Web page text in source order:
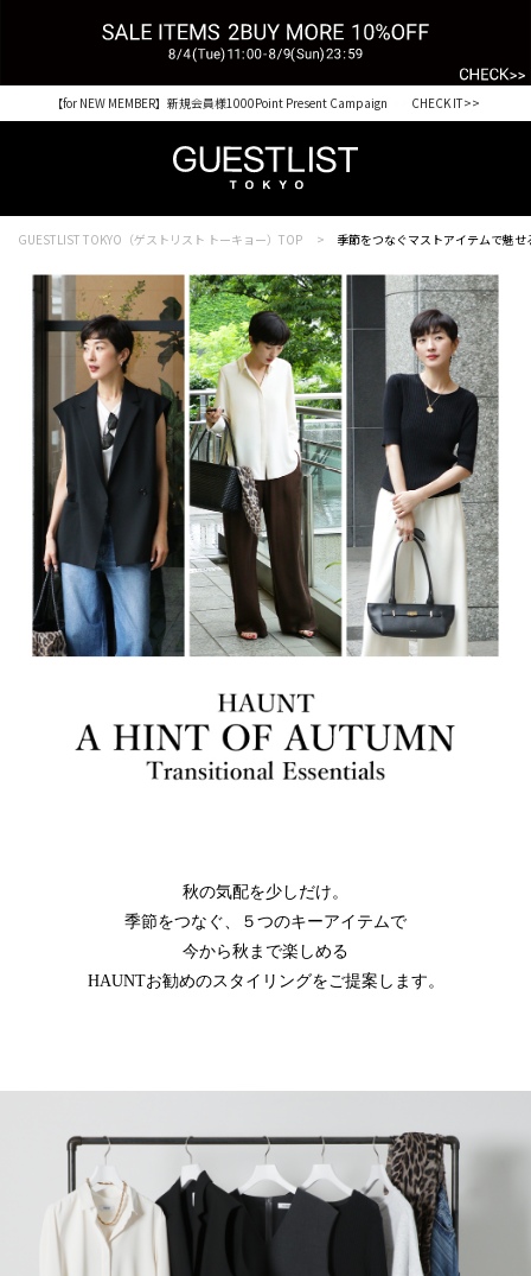
税込33,000円以上ご購入で送料無料 CHECK IT>>
GUESTLIST TOKYO（ゲストリスト トーキョー）TOP 季節をつなぐマストアイテムで魅せ
秋の気配を少しだけ。
季節をつなぐ、５つのキーアイテムで
今から秋まで楽しめる
HAUNTお勧めのスタイリングをご提案します。